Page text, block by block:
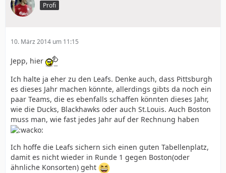
Profi
10. März 2014 um 11:15
Jepp, hier
Ich halte ja eher zu den Leafs. Denke auch, dass Pittsburgh
es dieses Jahr machen könnte, allerdings gibts da noch ein
paar Teams, die es ebenfalls schaffen könnten dieses Jahr,
wie die Ducks, Blackhawks oder auch St.Louis. Auch Boston
muss man, wie fast jedes Jahr auf der Rechnung haben
Ich hoffe die Leafs sichern sich einen guten Tabellenplatz,
damit es nicht wieder in Runde 1 gegen Boston(oder
ähnliche Konsorten) geht